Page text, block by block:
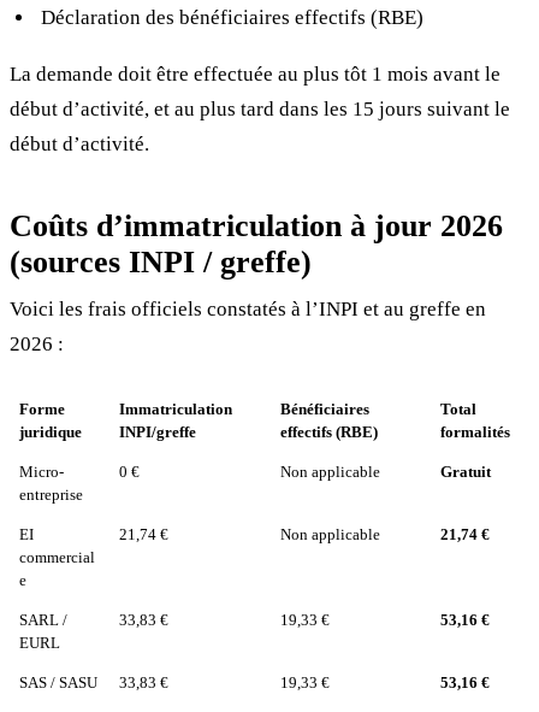
Déclaration des bénéficiaires effectifs (RBE)
La demande doit être effectuée au plus tôt 1 mois avant le
début d’activité, et au plus tard dans les 15 jours suivant le
début d’activité.
Coûts d’immatriculation à jour 2026
(sources INPI / greffe)
Voici les frais officiels constatés à l’INPI et au greffe en
2026 :
Forme
juridique
Immatriculation
INPI/greffe
Bénéficiaires
effectifs (RBE)
Total
formalités
Micro-
entreprise
0 € Non applicable Gratuit
EI
commercial
e
21,74 € Non applicable 21,74 €
SARL /
EURL
33,83 € 19,33 € 53,16 €
SAS / SASU 33,83 € 19,33 € 53,16 €